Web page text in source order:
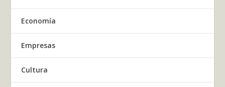
Economía
Empresas
Cultura